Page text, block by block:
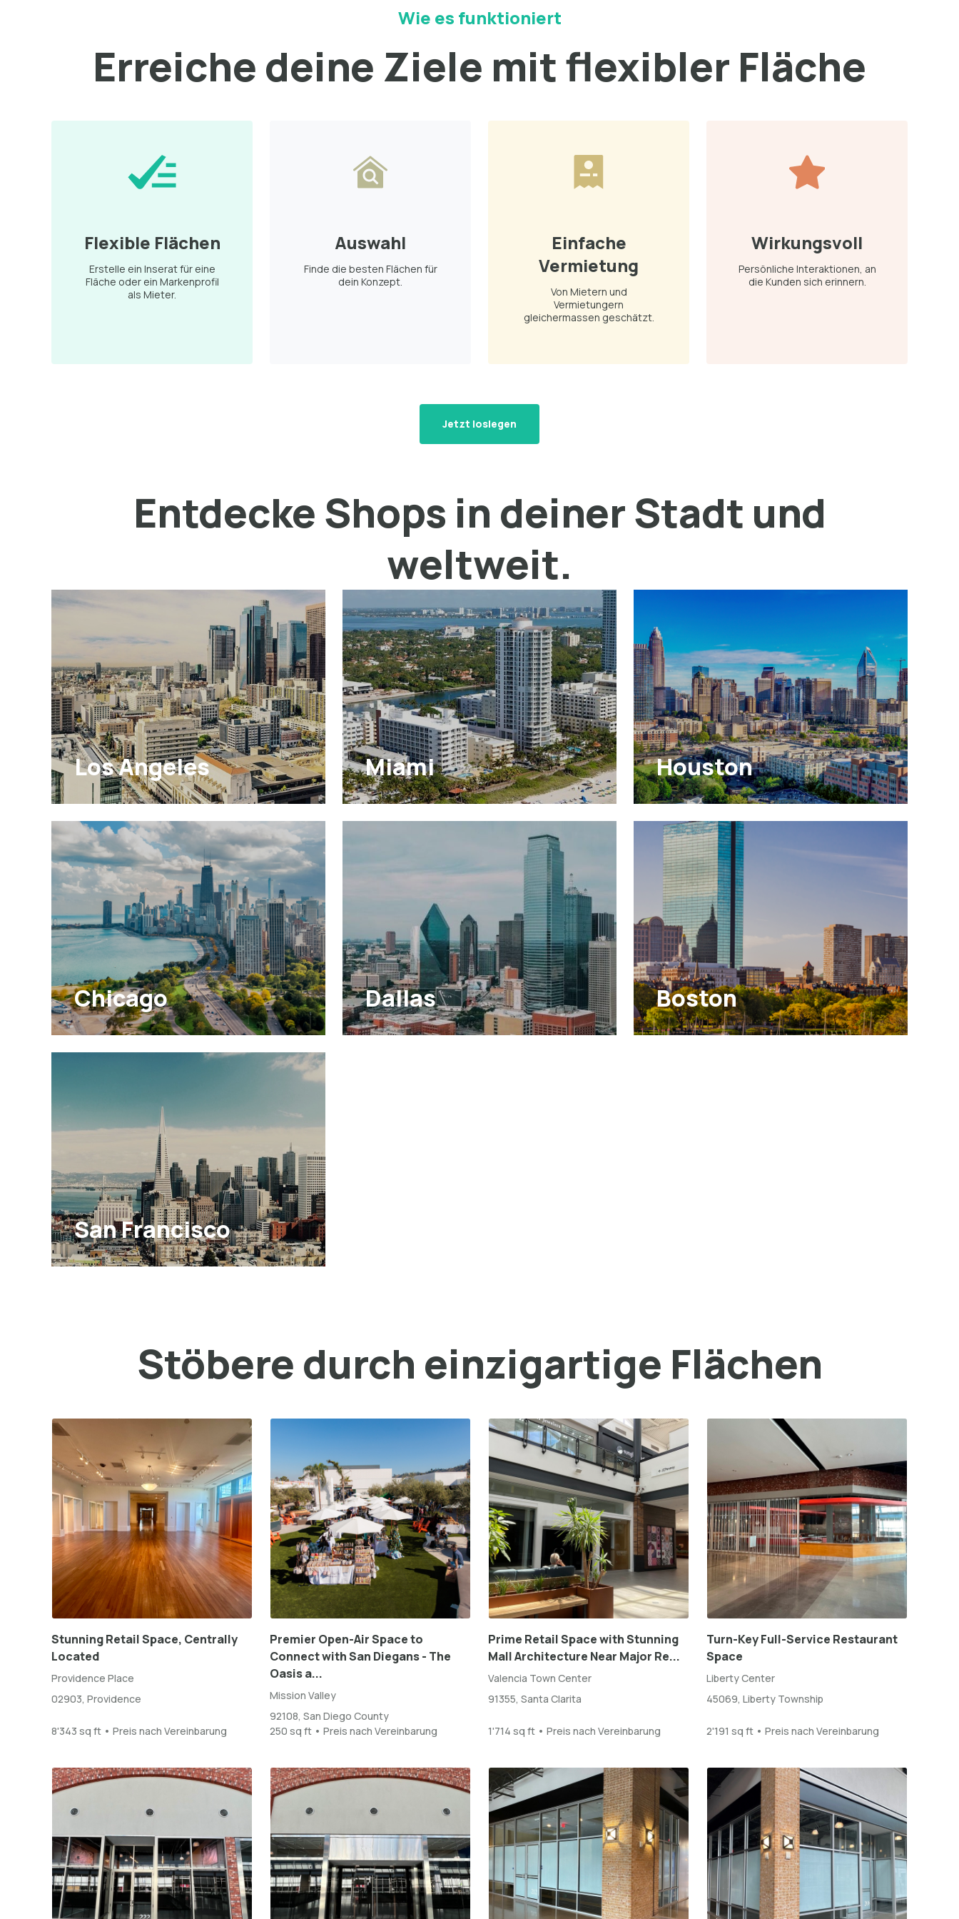
Wie es funktioniert
Erreiche deine Ziele mit flexibler Fläche
Flexible Flächen
Erstelle ein Inserat für eine
Fläche oder ein Markenprofil
als Mieter.
Auswahl
Finde die besten Flächen für
dein Konzept.
Einfache
Vermietung
Von Mietern und
Vermietungern
gleichermassen geschätzt.
Wirkungsvoll
Persönliche Interaktionen, an
die Kunden sich erinnern.
Jetzt loslegen
Entdecke Shops in deiner Stadt und
weltweit.
Los Angeles Miami Houston
Chicago Dallas Boston
San Francisco
Stöbere durch einzigartige Flächen
Stunning Retail Space, Centrally
Located
Providence Place
02903, Providence
8'343 sq ft • Preis nach Vereinbarung
Premier Open-Air Space to
Connect with San Diegans - The
Oasis a...
Mission Valley
92108, San Diego County
250 sq ft • Preis nach Vereinbarung
Prime Retail Space with Stunning
Mall Architecture Near Major Re...
Valencia Town Center
91355, Santa Clarita
1'714 sq ft • Preis nach Vereinbarung
Turn-Key Full-Service Restaurant
Space
Liberty Center
45069, Liberty Township
2'191 sq ft • Preis nach Vereinbarung